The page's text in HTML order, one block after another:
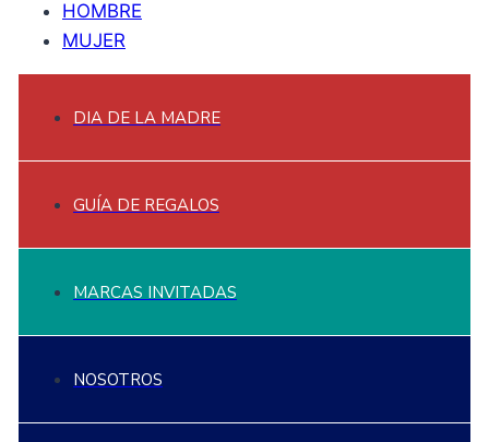
HOMBRE
MUJER
DIA DE LA MADRE
GUÍA DE REGALOS
MARCAS INVITADAS
NOSOTROS